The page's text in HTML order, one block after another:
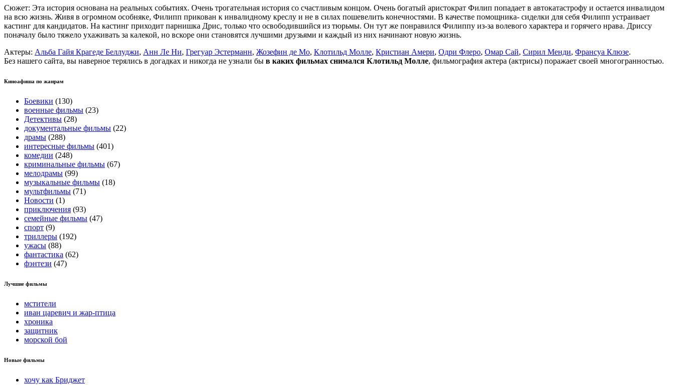
Сюжет: Эта история основана на реальных событиях. Очень трогательная история со счастливым концом. Очень богатый аристократ Филип попадает в автокатастрофу и остается инвалидом
на всю жизнь. Живя в огромном особняке, Филипп прикован к инвалидному креслу и не в силах пошевелить конечностями. В качестве помощника- сиделки для себя Филипп устраивает
кастинг для кандидатов. На кастинг приходит парнишка Дрис, только что освободившийся из тюрьмы. Он тут же понравился Филиппу из-за волевого характера и горячего нрава. Дриссу
поначалу было тяжело ухаживать за калекой, но вскоре они становятся лучшими друзьями и каждый из них начинают новую жизнь.
Актеры: Альба Гайя Крагеде Беллуджи, Анн Ле Ни, Грегуар Эстерманн, Жозефин де Мо, Клотильд Молле, Кристиан Амери, Одри Флеро, Омар Сай, Сирил Менди, Франсуа Клюзе.
Без нашего сайта, вы наверное терялись в догадках и никогда не узнали бы в каких фильмах снимался Клотильд Молле, фильмография актера (актрисы) поражает своей многогранностью.
Киноафиша по жанрам
Боевики (130)
военные фильмы (23)
Детективы (28)
документальные фильмы (22)
драмы (288)
интересные фильмы (401)
комедии (248)
криминальные фильмы (67)
мелодрамы (99)
музыкальные фильмы (18)
мультфильмы (71)
Новости (1)
приключения (93)
семейные фильмы (47)
спорт (9)
триллеры (192)
ужасы (88)
фантастика (62)
фэнтези (47)
Лучшие фильмы
мстители
иван царевич и жар-птица
хроника
защитник
морской бой
Новые фильмы
хочу как Бриджет